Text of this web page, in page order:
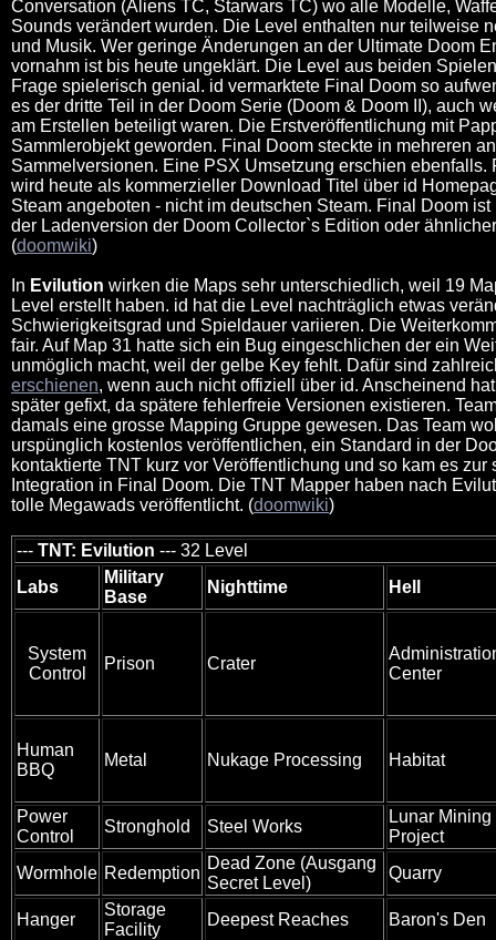
Conversation (Aliens TC, Starwars TC) wo alle Modelle,
Sounds verändert wurden. Die Level enthalten nur teilweise
und Musik. Wer geringe Änderungen an der Ultimate Doom
vornahm ist bis heute ungeklärt. Die Level aus beiden
Frage spielerisch genial. id vermarktete Final Doom so
es der dritte Teil in der Doom Serie (Doom & Doom II), auch
am Erstellen beteiligt waren. Die Erstveröffentlichung mit
Sammlerobjekt geworden. Final Doom steckte in mehreren
Sammelversionen. Eine PSX Umsetzung erschien ebenfalls.
wird heute als kommerzieller Download Titel über id
Steam angeboten - nicht im deutschen Steam. Final Doom ist
der Ladenversion der Doom Collector`s Edition oder
(doomwiki)
In Evilution wirken die Maps sehr unterschiedlich, weil 19
Level erstellt haben. id hat die Level nachträglich etwas
Schwierigkeitsgrad und Spieldauer variieren. Die
fair. Auf Map 31 hatte sich ein Bug eingeschlichen der ein
unmöglich macht, weil der gelbe Key fehlt. Dafür sind
erschienen, wenn auch nicht offiziell über id. Anscheinend
später gefixt, da spätere fehlerfreie Versionen existieren.
damals eine grosse Mapping Gruppe gewesen. Das Team
urspünglich kostenlos veröffentlichen, ein Standard in der
kontaktierte TNT kurz vor Veröffentlichung und so kam es zur
Integration in Final Doom. Die TNT Mapper haben nach
tolle Megawads veröffentlicht. (doomwiki)
--- TNT: Evilution --- 32 Level
Labs
Military
Base
Nighttime Hell
System
Control
Prison Crater
Center
Human
BBQ
Metal Nukage Processing Habitat
Power
Control
Stronghold Steel Works
Lunar Mining
Project
Wormhole Redemption
Dead Zone (Ausgang
Secret Level)
Quarry
Hanger
Storage
Facility
Deepest Reaches
Baron's Den